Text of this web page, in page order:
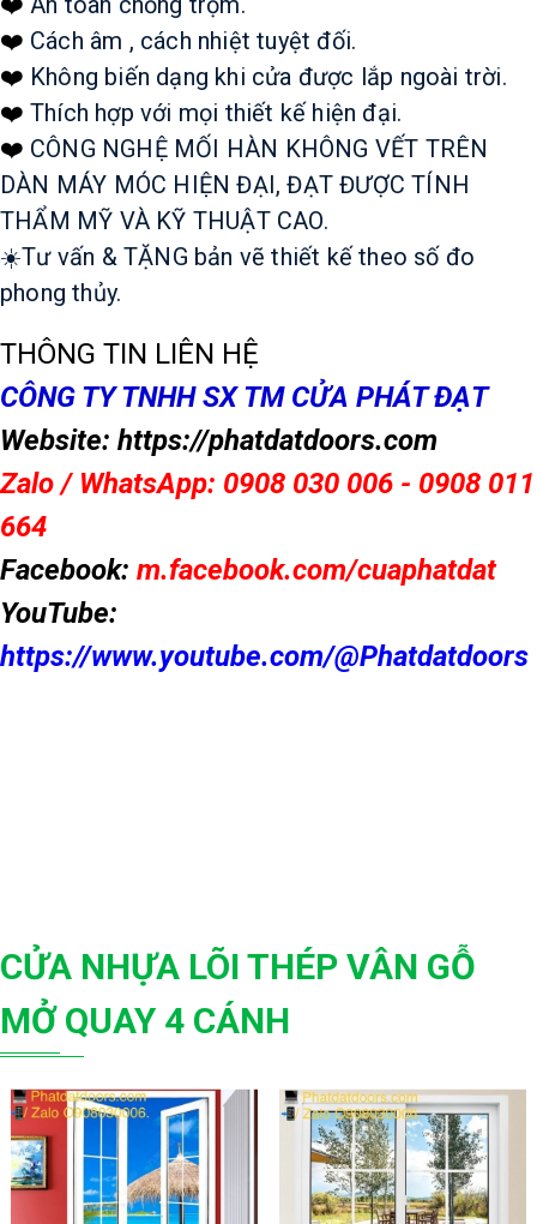
❤️ Cách âm , cách nhiệt tuyệt đối.
❤️ Không biến dạng khi cửa được lắp ngoài trời.
❤️ Thích hợp với mọi thiết kế hiện đại.
❤️ CÔNG NGHỆ MỐI HÀN KHÔNG VẾT TRÊN
DÀN MÁY MÓC HIỆN ĐẠI, ĐẠT ĐƯỢC TÍNH
THẨM MỸ VÀ KỸ THUẬT CAO.
☀️Tư vấn & TẶNG bản vẽ thiết kế theo số đo
phong thủy.
THÔNG TIN LIÊN HỆ
CÔNG TY TNHH SX TM CỬA PHÁT ĐẠT
Website: https://phatdatdoors.com
Zalo / WhatsApp: 0908 030 006 - 0908 011
664
Facebook: m.facebook.com/cuaphatdat
YouTube:
https://www.youtube.com/@Phatdatdoors
CỬA NHỰA LÕI THÉP VÂN GỖ
MỞ QUAY 4 CÁNH